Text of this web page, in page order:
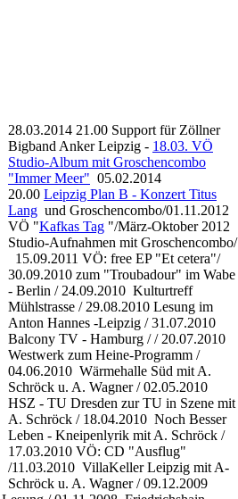
28.03.2014 21.00 Support für Zöllner
Bigband Anker Leipzig - 18.03. VÖ
Studio-Album mit Groschencombo
"Immer Meer" 05.02.2014
20.00 Leipzig Plan B - Konzert Titus
Lang und Groschencombo/01.11.2012
VÖ "Kafkas Tag "/März-Oktober 2012
Studio-Aufnahmen mit Groschencombo/
15.09.2011 VÖ: free EP "Et cetera"/
30.09.2010 zum "Troubadour" im Wabe
- Berlin / 24.09.2010 Kulturtreff
Mühlstrasse / 29.08.2010 Lesung im
Anton Hannes -Leipzig / 31.07.2010
Balcony TV - Hamburg / / 20.07.2010
Westwerk zum Heine-Programm /
04.06.2010 Wärmehalle Süd mit A.
Schröck u. A. Wagner / 02.05.2010
HSZ - TU Dresden zur TU in Szene mit
A. Schröck / 18.04.2010 Noch Besser
Leben - Kneipenlyrik mit A. Schröck /
17.03.2010 VÖ: CD "Ausflug"
/11.03.2010 VillaKeller Leipzig mit A-
Schröck u. A. Wagner / 09.12.2009